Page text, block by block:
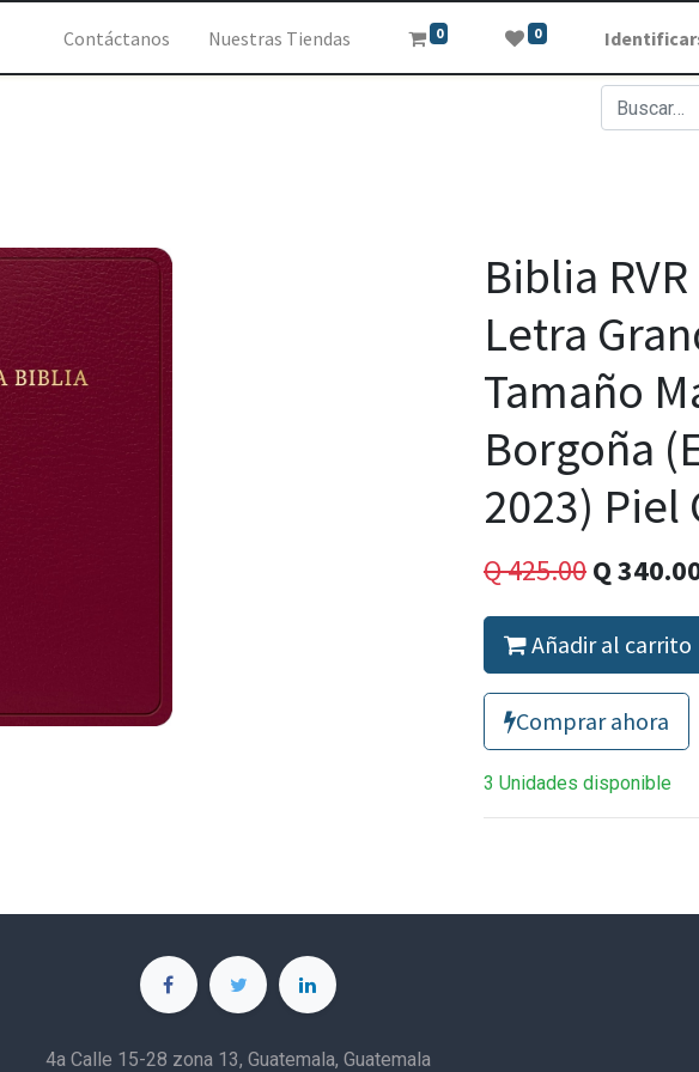
Contáctanos Nuestras Tiendas 0 0
Biblia
Letra
Tamaño
Borgoña
2023) Piel
Q425.00Q
Añadir al carrito
Comprar ahora
3 Unidades disponible
4a Calle 15-28 zona 13, Guatemala, Guatemala